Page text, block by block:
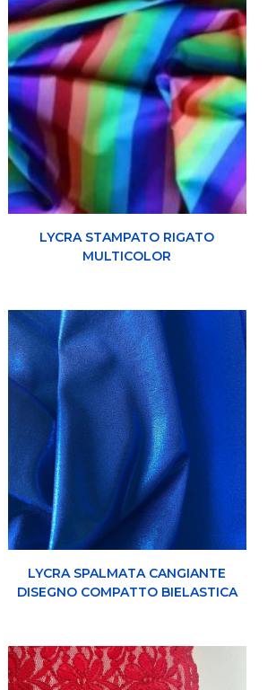
LYCRA STAMPATO RIGATO
MULTICOLOR
LYCRA SPALMATA CANGIANTE
DISEGNO COMPATTO BIELASTICA